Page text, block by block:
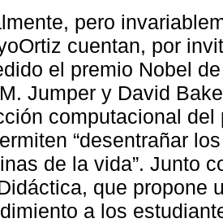
pero
cuentan, por
el premio Nobel
Jumper y David
computacional
“desentrañar
de la vida”. Junto
que propone
a los